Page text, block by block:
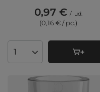
0,97 € / ud.
(0,16 € / pc.)
Cantidad de productos